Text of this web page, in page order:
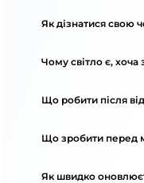
Як дізнатися свою
Чому світло є,
Що робити після
Що зробити перед
Як швидко